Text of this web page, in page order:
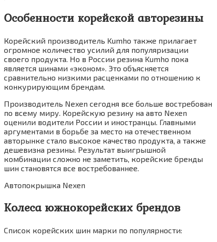
Особенности корейской авторезины
Корейский производитель Kumho также прилагает
огромное количество усилий для популяризации
своего продукта. Но в России резина Kumho пока
является шинами «эконом». Это объясняется
сравнительно низкими расценками по отношению к
конкурирующим брендам.
Производитель Nexen сегодня все больше востребован
по всему миру. Корейскую резину на авто Nexen
оценили водители России и иностранцы. Главными
аргументами в борьбе за место на отечественном
авторынке стало высокое качество продукта, а также
дешевизна резины. Результат выигрышной
комбинации сложно не заметить, корейские бренды
шин становятся все востребованнее.
Автопокрышка Nexen
Колеса южнокорейских брендов
Список корейских шин марки по популярности: